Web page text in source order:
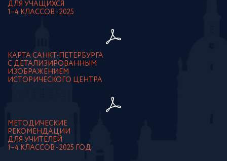
ДЛЯ УЧАЩИХСЯ
1–4 КЛАССОВ - 2025
КАРТА САНКТ-ПЕТЕРБУРГА
С ДЕТАЛИЗИРОВАННЫМ
ИЗОБРАЖЕНИЕМ
ИСТОРИЧЕСКОГО ЦЕНТРА
МЕТОДИЧЕСКИЕ
РЕКОМЕНДАЦИИ
ДЛЯ УЧИТЕЛЕЙ
1–4 КЛАССОВ - 2025 ГОД